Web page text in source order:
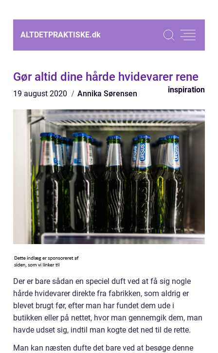
ALTDETPRAKTISKE.dk
Gør altid dine hårde hvidevarer rene
19 august 2020 Annika Sørensen inspiration
Der er bare sådan en speciel duft ved at få sig nogle
hårde hvidevarer direkte fra fabrikken, som aldrig er
blevet brugt før, efter man har fundet dem ude i
butikken eller på nettet, hvor man gennemgik dem, man
havde udset sig, indtil man kogte det ned til de rette.
Man kan næsten dufte det bare ved at besøge denne